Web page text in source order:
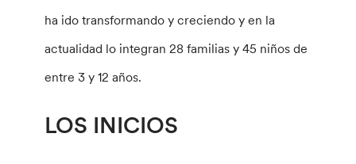
ha ido transformando y creciendo y en la
actualidad lo integran 28 familias y 45 niños de
entre 3 y 12 años.
LOS INICIOS